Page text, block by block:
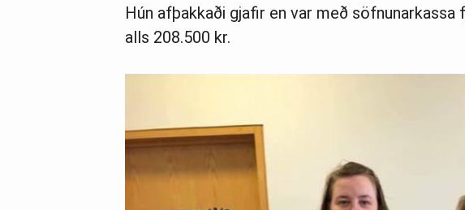
Hún afþakkaði gjafir en var með
alls 208.500 kr.